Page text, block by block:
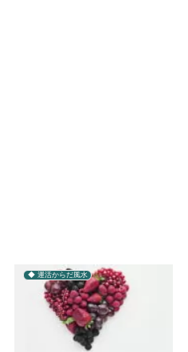
◆ 運活からだ風水